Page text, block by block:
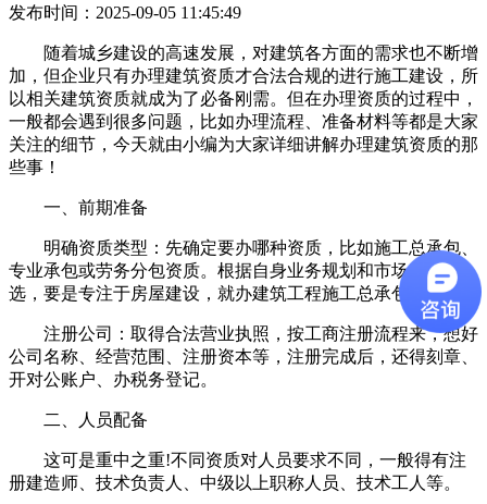
发布时间：2025-09-05 11:45:49
随着城乡建设的高速发展，对建筑各方面的需求也不断增
加，但企业只有办理建筑资质才合法合规的进行施工建设，所
以相关建筑资质就成为了必备刚需。但在办理资质的过程中，
一般都会遇到很多问题，比如办理流程、准备材料等都是大家
关注的细节，今天就由小编为大家详细讲解办理建筑资质的那
些事！
一、前期准备
明确资质类型：先确定要办哪种资质，比如施工总承包、
专业承包或劳务分包资质。根据自身业务规划和市场定位来
选，要是专注于房屋建设，就办建筑工程施工总承包资质。
注册公司：取得合法营业执照，按工商注册流程来，想好
公司名称、经营范围、注册资本等，注册完成后，还得刻章、
开对公账户、办税务登记。
二、人员配备
这可是重中之重!不同资质对人员要求不同，一般得有注
册建造师、技术负责人、中级以上职称人员、技术工人等。